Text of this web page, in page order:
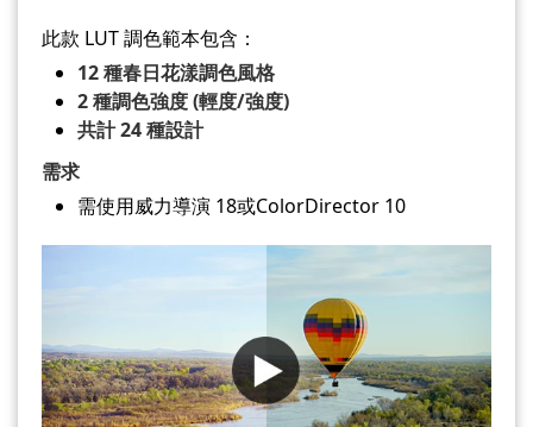
此款 LUT 調色範本包含：
12 種春日花漾調色風格
2 種調色強度 (輕度/強度)
共計 24 種設計
需求
需使用威力導演 18或ColorDirector 10